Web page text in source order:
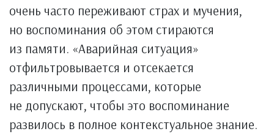
очень часто переживают страх и мучения,
но воспоминания об этом стираются
из памяти. «Аварийная ситуация»
отфильтровывается и отсекается
различными процессами, которые
не допускают, чтобы это воспоминание
развилось в полное контекстуальное знание.